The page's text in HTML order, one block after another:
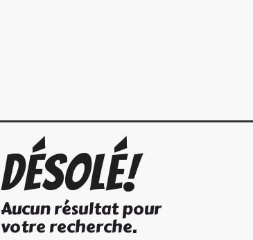
Désolé!
Aucun résultat pour
votre recherche.